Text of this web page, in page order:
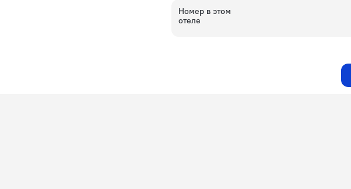
Номер в этом
отеле